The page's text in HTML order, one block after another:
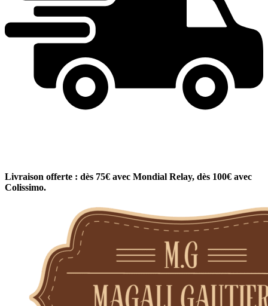
Livraison offerte : dès 75€ avec Mondial Relay, dès 100€ avec
Colissimo.